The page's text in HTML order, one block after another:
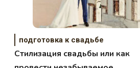
подготовка к свадьбе
Стилизация свадьбы или как